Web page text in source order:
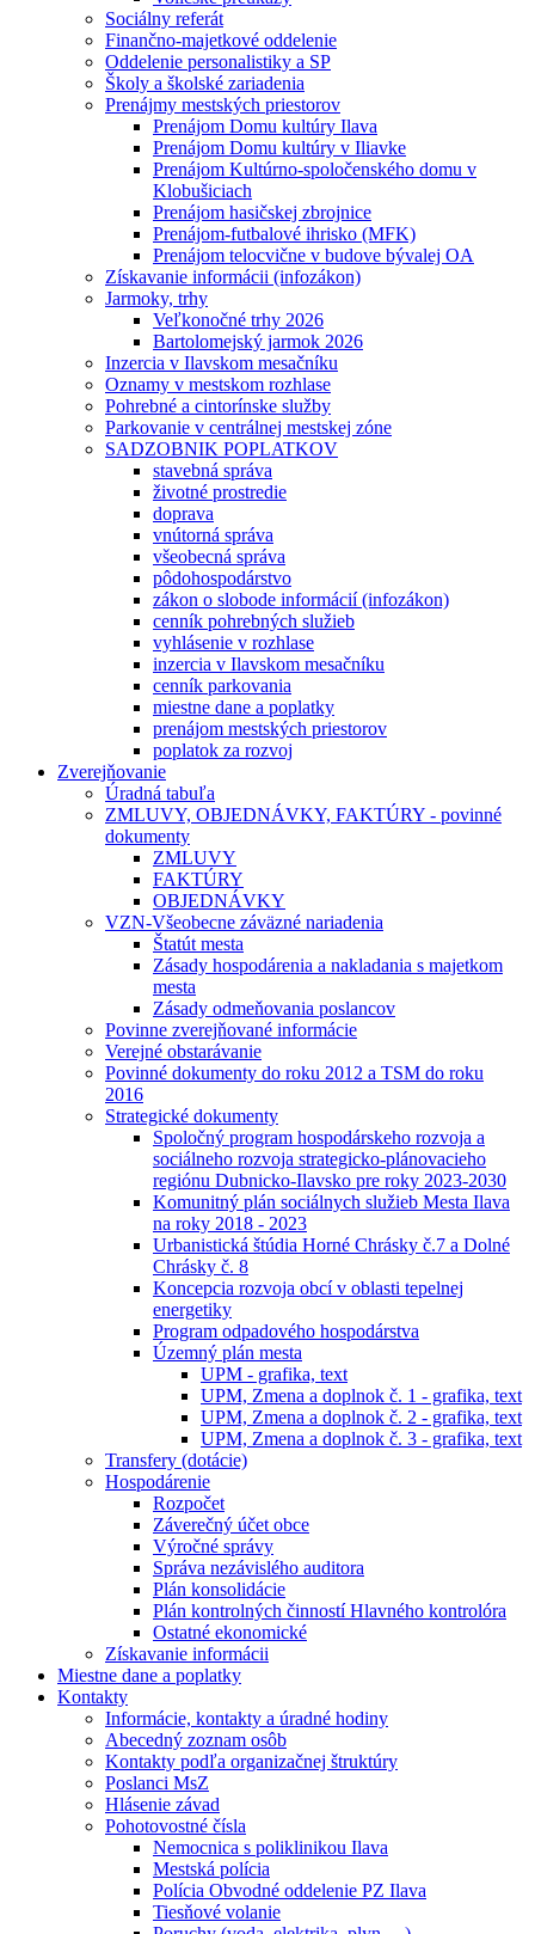
Sociálny referát
Finančno-majetkové oddelenie
Oddelenie personalistiky a SP
Školy a školské zariadenia
Prenájmy mestských priestorov
Prenájom Domu kultúry Ilava
Prenájom Domu kultúry v Iliavke
Prenájom Kultúrno-spoločenského domu v
Klobušiciach
Prenájom hasičskej zbrojnice
Prenájom-futbalové ihrisko (MFK)
Prenájom telocvične v budove bývalej OA
Získavanie informácii (infozákon)
Jarmoky, trhy
Veľkonočné trhy 2026
Bartolomejský jarmok 2026
Inzercia v Ilavskom mesačníku
Oznamy v mestskom rozhlase
Pohrebné a cintorínske služby
Parkovanie v centrálnej mestskej zóne
SADZOBNIK POPLATKOV
stavebná správa
životné prostredie
doprava
vnútorná správa
všeobecná správa
pôdohospodárstvo
zákon o slobode informácií (infozákon)
cenník pohrebných služieb
vyhlásenie v rozhlase
inzercia v Ilavskom mesačníku
cenník parkovania
miestne dane a poplatky
prenájom mestských priestorov
poplatok za rozvoj
Zverejňovanie
Úradná tabuľa
ZMLUVY, OBJEDNÁVKY, FAKTÚRY - povinné
dokumenty
ZMLUVY
FAKTÚRY
OBJEDNÁVKY
VZN-Všeobecne záväzné nariadenia
Štatút mesta
Zásady hospodárenia a nakladania s majetkom
mesta
Zásady odmeňovania poslancov
Povinne zverejňované informácie
Verejné obstarávanie
Povinné dokumenty do roku 2012 a TSM do roku
2016
Strategické dokumenty
Spoločný program hospodárskeho rozvoja a
sociálneho rozvoja strategicko-plánovacieho
regiónu Dubnicko-Ilavsko pre roky 2023-2030
Komunitný plán sociálnych služieb Mesta Ilava
na roky 2018 - 2023
Urbanistická štúdia Horné Chrásky č.7 a Dolné
Chrásky č. 8
Koncepcia rozvoja obcí v oblasti tepelnej
energetiky
Program odpadového hospodárstva
Územný plán mesta
UPM - grafika, text
UPM, Zmena a doplnok č. 1 - grafika, text
UPM, Zmena a doplnok č. 2 - grafika, text
UPM, Zmena a doplnok č. 3 - grafika, text
Transfery (dotácie)
Hospodárenie
Rozpočet
Záverečný účet obce
Výročné správy
Správa nezávislého auditora
Plán konsolidácie
Plán kontrolných činností Hlavného kontrolóra
Ostatné ekonomické
Získavanie informácii
Miestne dane a poplatky
Kontakty
Informácie, kontakty a úradné hodiny
Abecedný zoznam osôb
Kontakty podľa organizačnej štruktúry
Poslanci MsZ
Hlásenie závad
Pohotovostné čísla
Nemocnica s poliklinikou Ilava
Mestská polícia
Polícia Obvodné oddelenie PZ Ilava
Tiesňové volanie